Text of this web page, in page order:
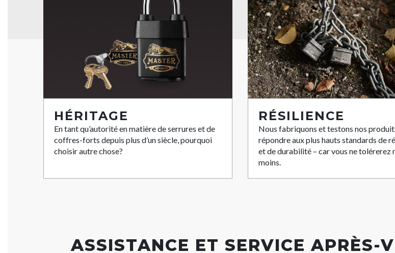
HÉRITAGE
En tant qu’autorité en matière de serrures et de
coffres-forts depuis plus d’un siècle, pourquoi
choisir autre chose?
RÉSILIENCE
Nous fabriquons et testons nos
répondre aux plus hauts standards de
et de durabilité – car vous ne tolérerez
moins.
ASSISTANCE ET SERVICE APRÈS-